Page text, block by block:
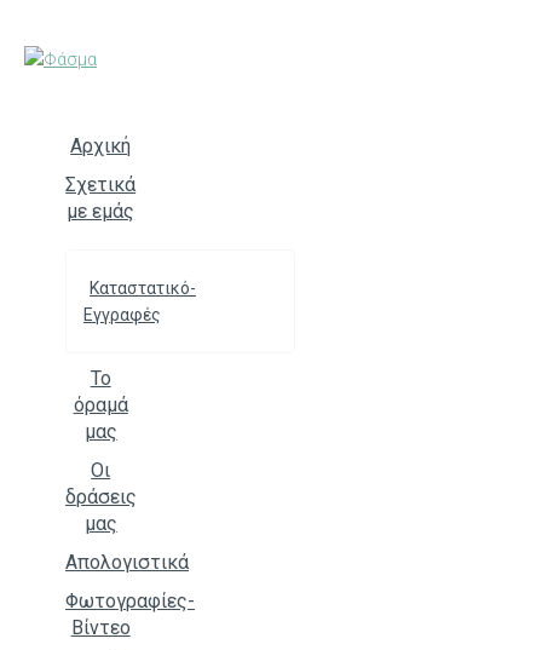
Αρχική
Σχετικά
με εμάς
Καταστατικό-
Εγγραφές
Το
όραμά
μας
Οι
δράσεις
μας
Απολογιστικά
Φωτογραφίες-
Βίντεο